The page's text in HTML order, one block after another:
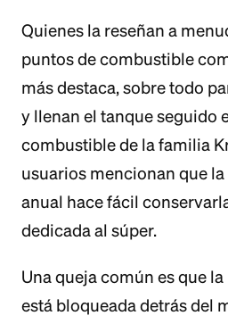
Quienes la reseñan a
puntos de combustible
más destaca, sobre todo
y llenan el tanque seguido
combustible de la familia
usuarios mencionan que
anual hace fácil
dedicada al súper.
Una queja común es que
está bloqueada detrás del